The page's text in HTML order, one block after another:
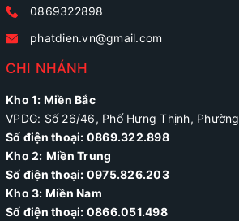
0869322898
phatdien.vn@gmail.com
CHI NHÁNH
Kho 1: Miền Bắc
VPDG: Số 26/46, Phố Hưng Thịnh,
Số điện thoại: 0869.322.898
Kho 2: Miền Trung
Số điện thoại: 0975.826.203
Kho 3: Miền Nam
Số điện thoại: 0866.051.498